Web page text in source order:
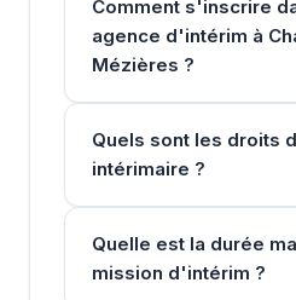
Comment s'inscrire
agence d'intérim à
Mézières ?
Quels sont les droits
intérimaire ?
Quelle est la durée
mission d'intérim ?